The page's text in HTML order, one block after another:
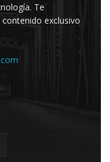
Te
exclusivo